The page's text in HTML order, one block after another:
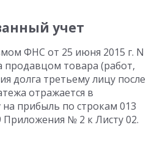
учет
ФНС от 25 июня 2015 г. N
продавцом товара (работ,
долга третьему лицу после
отражается в
прибыль по строкам 013
№ 2 к Листу 02.